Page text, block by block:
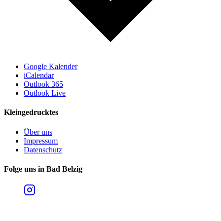
Google Kalender
iCalendar
Outlook 365
Outlook Live
Kleingedrucktes
Über uns
Impressum
Datenschutz
Folge uns in Bad Belzig